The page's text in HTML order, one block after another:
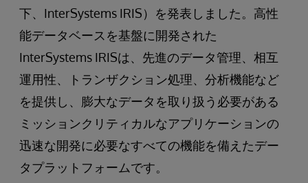
下、InterSystems IRIS）を発表しました。高性
能データベースを基盤に開発された
InterSystems IRISは、先進のデータ管理、相互
運用性、トランザクション処理、分析機能など
を提供し、膨大なデータを取り扱う必要がある
ミッションクリティカルなアプリケーションの
迅速な開発に必要なすべての機能を備えたデー
タプラットフォームです。